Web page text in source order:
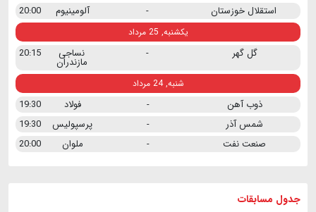
استقلال خوزستان
- آلومینیوم 20:00
یکشنبه, 25 مرداد
گل گهر - نساجی
مازندران
20:15
شنبه, 24 مرداد
ذوب آهن - فولاد
19:30
شمس آذر
- پرسپولیس
19:30
صنعت نفت
- ملوان 20:00
جدول مسابقات